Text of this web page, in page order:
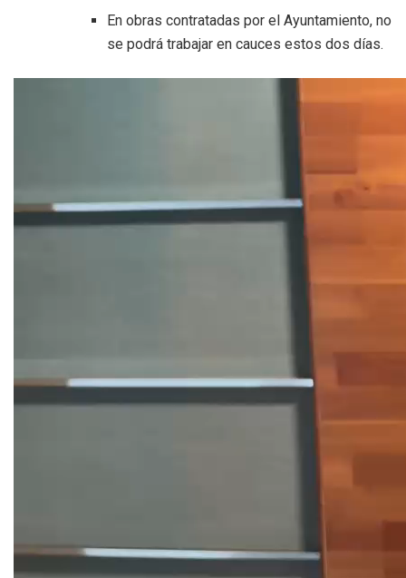
En obras contratadas por el Ayuntamiento, no
se podrá trabajar en cauces estos dos días.